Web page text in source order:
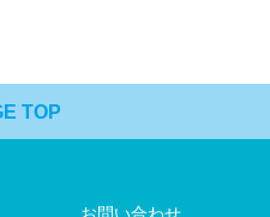
TOP
お問い合わせ